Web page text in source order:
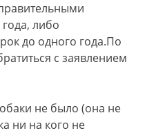
либо
до одного года.По
с заявлением
не было (она не
ни на кого не